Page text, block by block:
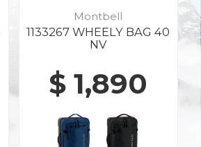
Montbell
1133267 WHEELY BAG 40
NV
$ 1,890